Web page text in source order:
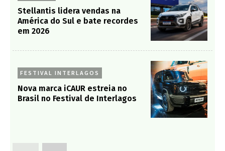
Stellantis lidera vendas na
América do Sul e bate recordes
em 2026
FESTIVAL INTERLAGOS
Nova marca iCAUR estreia no
Brasil no Festival de Interlagos